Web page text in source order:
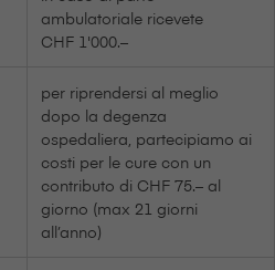
ambulatoriale ricevete
CHF 1'000.–
per riprendersi al meglio
dopo la degenza
ospedaliera, partecipiamo ai
costi per le cure con un
contributo di CHF 75.– al
giorno (max 21 giorni
all’anno)